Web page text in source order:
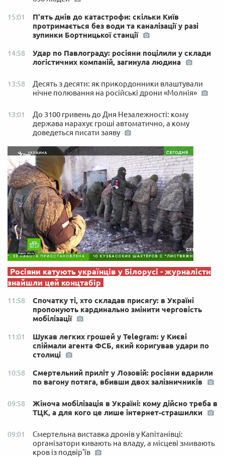
15:01
П'ять днів до катастрофи: скільки Київ
протримається без води та каналізації у разі
зупинки Бортницької станції
14:58
Удар по Павлограду: росіяни поцілили у склади
логістичних компаній, загинула людина
13:58
Десять з десяти: як прикордонники влаштували
нічне полювання на російські дрони «Молнія»
13:01
До 3100 гривень до Дня Незалежності: кому
держава нарахує гроші автоматично, а кому
доведеться писати заяву
Росіяни катують українців у Білорусі - журналісти
знайшли цей концтабір
11:58
Спочатку ті, хто складав присягу: в Україні
пропонують кардинально змінити черговість
мобілізації
11:01
Шукав легких грошей у Telegram: у Києві
спіймали агента ФСБ, який коригував удари по
столиці
10:58
Смертельний приліт у Лозовій: росіяни вдарили
по вагону потяга, вбивши двох залізничників
09:58
Жіноча мобілізація в Україні: кому дійсно треба в
ТЦК, а для кого це лише інтернет-страшилки
09:01
Смертельна виставка дронів у Капітанівці:
організатори кивають на владу, а місцеві змивають
кров із подвір'їв